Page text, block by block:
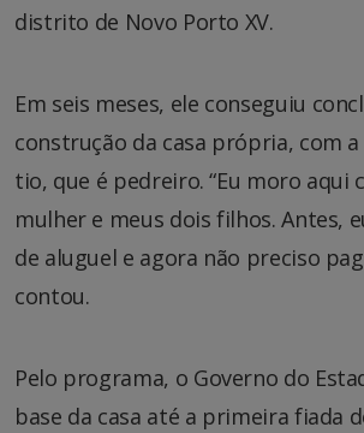
distrito de Novo Porto XV.
Em seis meses, ele conseguiu
construção da casa própria, com
tio, que é pedreiro. “Eu moro aqui
mulher e meus dois filhos. Antes,
de aluguel e agora não preciso
contou.
Pelo programa, o Governo do
base da casa até a primeira fiada